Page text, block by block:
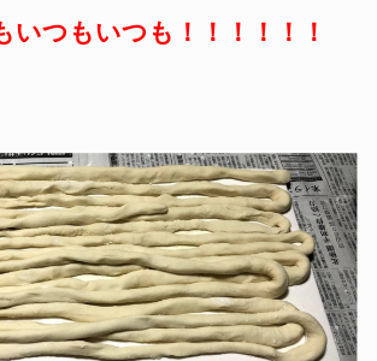
いつもいつも！！！！！！